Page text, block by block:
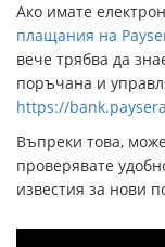
Ако имате
плащания на
вече трябва да
поръчана и
https://
Въпреки това,
проверявате
известия за нови